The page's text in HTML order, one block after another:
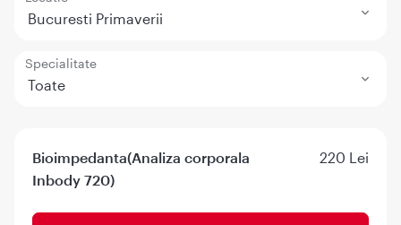
Bucuresti Primaverii
Specialitate
Toate
Bioimpedanta(Analiza corporala
Inbody 720)
220 Lei